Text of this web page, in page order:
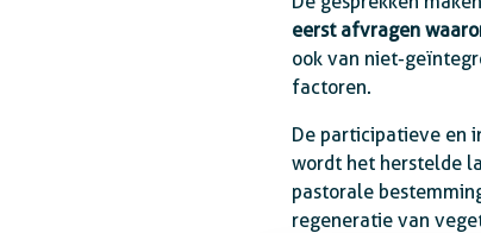
eerst afvragen
ook van niet-
factoren.
De participatieve en
wordt het herstelde
pastorale
regeneratie van